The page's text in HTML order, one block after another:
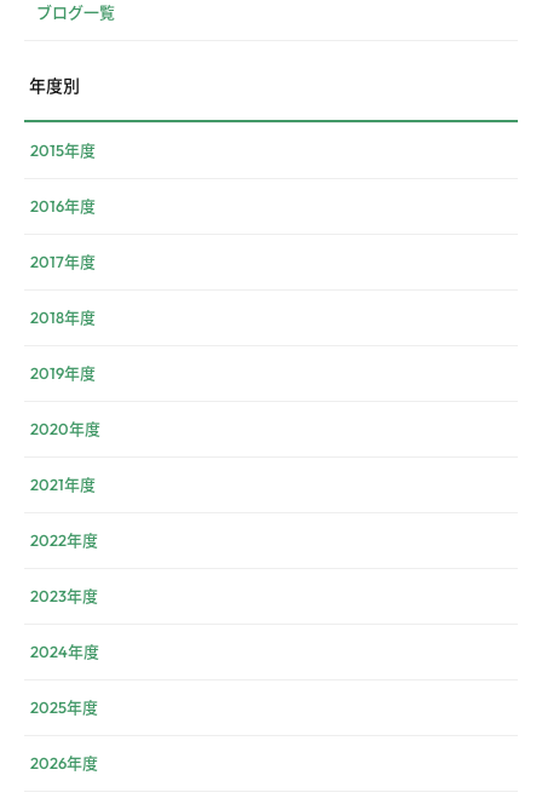
ブログ一覧
年度別
2015年度
2016年度
2017年度
2018年度
2019年度
2020年度
2021年度
2022年度
2023年度
2024年度
2025年度
2026年度